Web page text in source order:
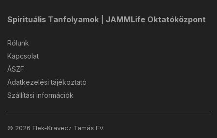
Spirituális Tanfolyamok | JAMMLife Oktatóközpont
Rólunk
Kapcsolat
ÁSZF
Adatkezelési tájékoztató
Szállítási információk
© 2026 Elek-Kravecz Tamás EV.